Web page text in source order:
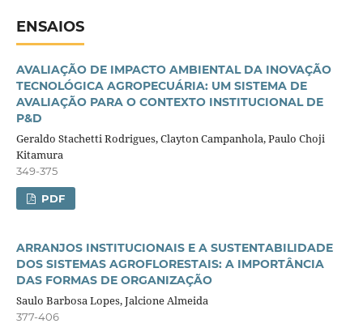
ENSAIOS
AVALIAÇÃO DE IMPACTO AMBIENTAL DA INOVAÇÃO
TECNOLÓGICA AGROPECUÁRIA: UM SISTEMA DE
AVALIAÇÃO PARA O CONTEXTO INSTITUCIONAL DE
P&D
Geraldo Stachetti Rodrigues, Clayton Campanhola, Paulo Choji
Kitamura
349-375
PDF
ARRANJOS INSTITUCIONAIS E A SUSTENTABILIDADE
DOS SISTEMAS AGROFLORESTAIS: A IMPORTÂNCIA
DAS FORMAS DE ORGANIZAÇÃO
Saulo Barbosa Lopes, Jalcione Almeida
377-406